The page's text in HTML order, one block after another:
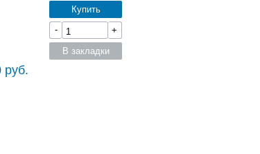
руб.
Купить
-
+
В закладки